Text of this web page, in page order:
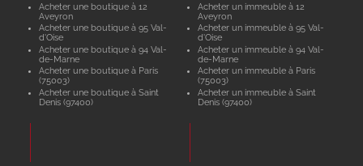
Acheter une boutique à 12
Aveyron
Acheter une boutique à 95 Val-
d'Oise
Acheter une boutique à 94 Val-
de-Marne
Acheter une boutique à Paris
(75003)
Acheter une boutique à Saint
Denis (97400)
Acheter un immeuble à 12
Aveyron
Acheter un immeuble à 95 Val-
d'Oise
Acheter un immeuble à 94 Val-
de-Marne
Acheter un immeuble à Paris
(75003)
Acheter un immeuble à Saint
Denis (97400)